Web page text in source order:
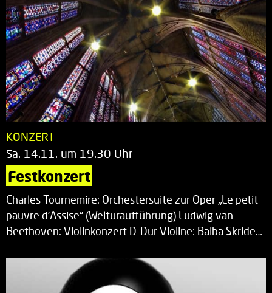
KONZERT
Sa. 14.11. um 19.30 Uhr
Festkonzert
Charles Tournemire: Orchestersuite zur Oper „Le petit
pauvre d’Assise“ (Welturaufführung) Ludwig van
Beethoven: Violinkonzert D-Dur Violine: Baiba Skride…